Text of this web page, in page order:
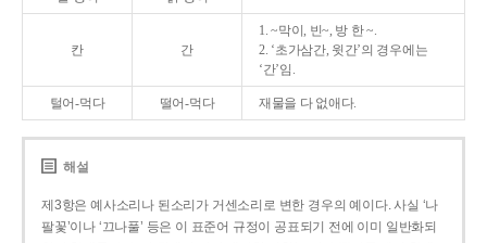
칸 간
1. ~막이, 빈~, 방 한 ~.
2. ‘초가삼간, 윗간’의 경우에는
‘간’임.
털어-먹다 떨어-먹다 재물을 다 없애다.
해설
제3항은 예사소리나 된소리가 거센소리로 변한 경우의 예이다. 사실 ‘나
팔꽃’이나 ‘끄나풀’ 등은 이 표준어 규정이 공표되기 전에 이미 일반화되